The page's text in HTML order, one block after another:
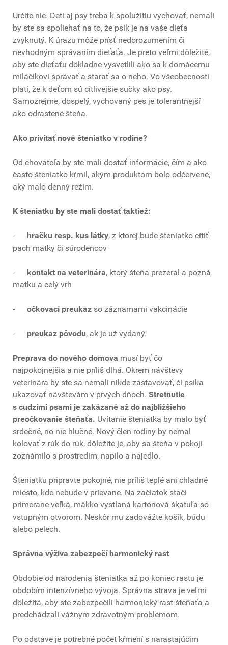
Určite nie. Deti aj psy treba k spolužitiu vychovať, nemali
by ste sa spoliehať na to, že psík je na vaše dieťa
zvyknutý. K úrazu môže prísť nedorozumením či
nevhodným správaním dieťaťa. Je preto veľmi dôležité,
aby ste dieťaťu dôkladne vysvetlili ako sa k domácemu
miláčikovi správať a starať sa o neho. Vo všeobecnosti
platí, že k deťom sú citlivejšie sučky ako psy.
Samozrejme, dospelý, vychovaný pes je tolerantnejší
ako odrastené šteňa.
Ako privítať nové šteniatko v rodine?
Od chovateľa by ste mali dostať informácie, čím a ako
často šteniatko kŕmil, akým produktom bolo odčervené,
aký malo denný režim.
K šteniatku by ste mali dostať taktiež:
- hračku resp. kus látky, z ktorej bude šteniatko cítiť
pach matky či súrodencov
- kontakt na veterinára, ktorý šteňa prezeral a pozná
matku a celý vrh
- očkovací preukaz so záznamami vakcinácie
- preukaz pôvodu, ak je už vydaný.
Preprava do nového domova musí byť čo
najpokojnejšia a nie príliš dlhá. Okrem návštevy
veterinára by ste sa nemali nikde zastavovať, či psíka
ukazovať návštevám v prvých dňoch. Stretnutie
s cudzími psami je zakázané až do najbližšieho
preočkovanie šteňaťa. Uvítanie šteniatka by malo byť
srdečné, no nie hlučné. Nový člen rodiny by nemal
kolovať z rúk do rúk, dôležité je, aby sa šteňa v pokoji
zoznámilo s prostredím, napilo a najedlo.
Šteniatku pripravte pokojné, nie príliš teplé ani chladné
miesto, kde nebude v prievane. Na začiatok stačí
primerane veľká, mäkko vystlaná kartónová škatuľa so
vstupným otvorom. Neskôr mu zadovážte košík, búdu
alebo pelech.
Správna výživa zabezpečí harmonický rast
Obdobie od narodenia šteniatka až po koniec rastu je
obdobím intenzívneho vývoja. Správna strava je veľmi
dôležitá, aby ste zabezpečili harmonický rast šteňaťa a
predchádzali vážnym zdravotným problémom.
Po odstave je potrebné počet kŕmení s narastajúcim